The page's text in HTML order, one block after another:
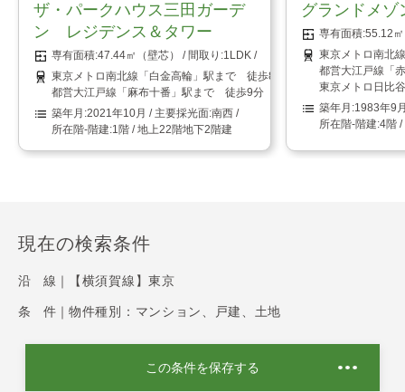
ザ・パークハウス三田ガーデ
ン レジデンス＆タワー
47.44㎡（壁芯）
1LDK
東京メトロ南北線「白金高輪」駅まで 徒歩8分
都営大江戸線「麻布十番」駅まで 徒歩9分
2021年10月
南西
1階 / 地上22階地下2階建
グランドメゾ
55.12
東京メトロ南北
都営大江戸線「
東京メトロ日比
1983年9
4階 /
現在の検索条件
沿 線｜ 【横須賀線】東京
条 件｜ 物件種別：マンション、戸建、土地
この条件を保存する